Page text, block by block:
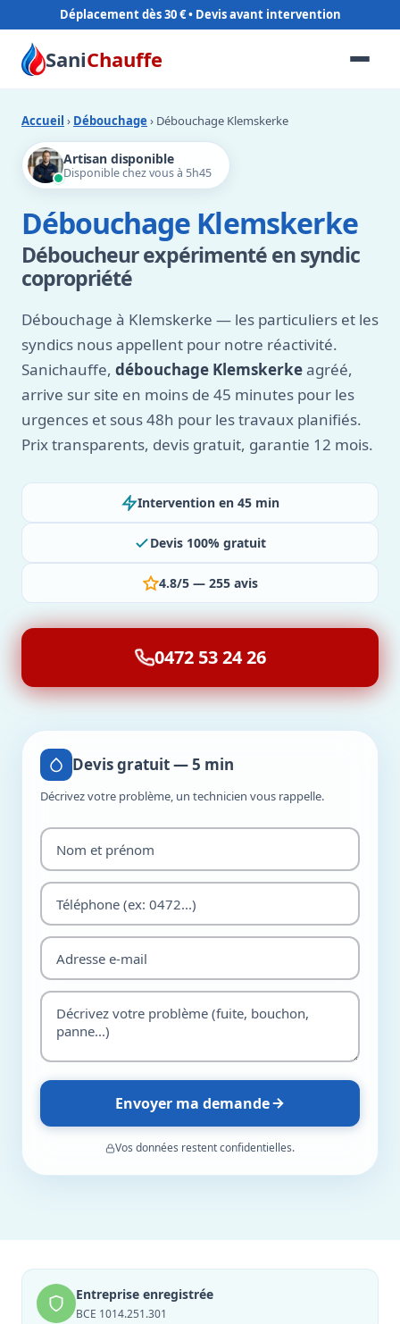
Déplacement dès 30 €
SaniChauffe
Accueil › Débouchage › Débouchage Klemskerke
Artisan disponible
Disponible chez vous à 5h45
Débouchage Klemskerke
Déboucheur expérimenté en syndic
copropriété
Débouchage à Klemskerke — les particuliers et les
syndics nous appellent pour notre réactivité.
Sanichauffe, débouchage Klemskerkeagréé,
arrive sur site en moins de 45 minutes pour les
urgences et sous 48h pour les travaux planifiés.
Prix transparents, devis gratuit, garantie 12 mois.
Intervention en 45 min
Devis 100% gratuit
4.8/5 — 255 avis
0472 53 24 26
Devis gratuit — 5 min
Décrivez votre problème, un technicien vous rappelle.
Envoyer ma demande
Vos données restent confidentielles.
Entreprise enregistrée
BCE 1014.251.301